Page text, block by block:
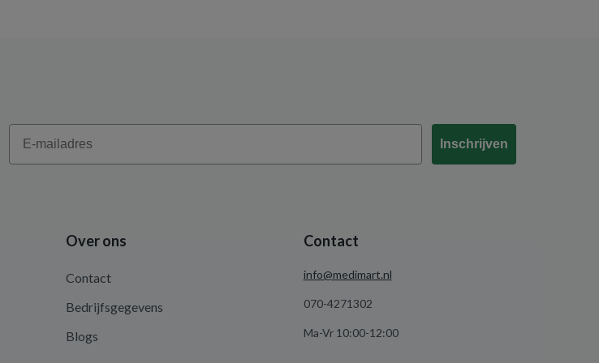
Email
Inschrijven
Over ons
Contact
Bedrijfsgegevens
Blogs
Contact
info@medimart.nl
070-4271302
Ma-Vr 10:00-12:00